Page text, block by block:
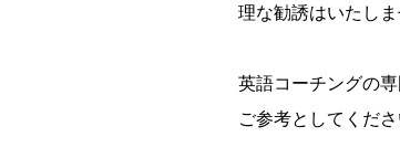
理な勧誘はいたしま
英語コーチングの
ご参考としてくださ